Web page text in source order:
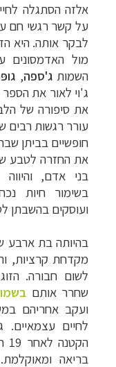
אלזה הסתגלה
על קשר רגשי חם
לבקר אותה. היא
מול
השמותג'ספה,
ג'וי לאור את הספר
את סיפורה של
עורר רגשות רבים
חופשיים בביתן
את החזרה לטבע
בני אדם,
בשימור חיות
ועוסקים בהשבתן
בהיותה בת ארבע
מקדחת קרציות,
לשום חבורה.
שחרר אותם
ועקב אחריהם
לחיים
בריאה